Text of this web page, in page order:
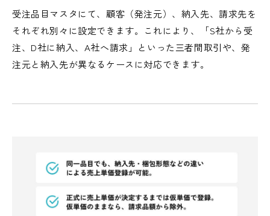
受注品目マスタにて、顧客（発注元）、納入先、請求先を
それぞれ別々に設定できます。これにより、「S社から受
注、D社に納入、A社へ請求」といった三者間取引や、発
注元と納入先が異なるケースに対応できます。